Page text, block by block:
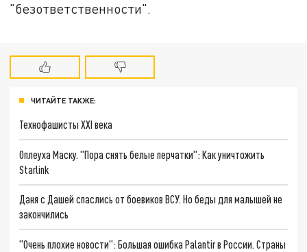
"безответственности".
ЧИТАЙТЕ ТАКЖЕ:
Технофашисты XXI века
Оплеуха Маску. "Пора снять белые перчатки": Как уничтожить
Starlink
Даня с Дашей спаслись от боевиков ВСУ. Но беды для малышей не
закончились
"Очень плохие новости": Большая ошибка Palantir в России. Страны